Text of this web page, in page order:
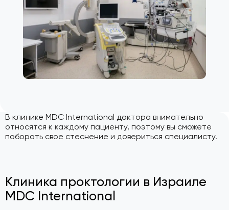
В клинике MDC International доктора внимательно
относятся к каждому пациенту, поэтому вы сможете
побороть свое стеснение и довериться специалисту.
Клиника проктологии в Израиле
MDC International